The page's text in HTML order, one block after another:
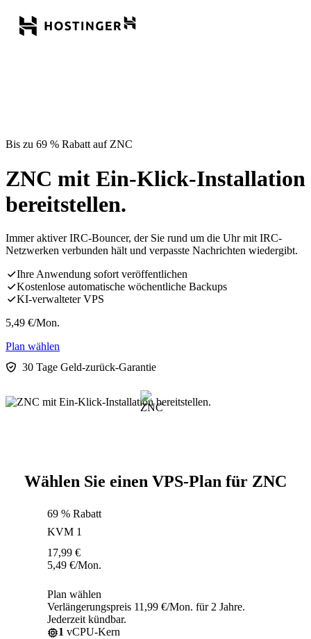
Bis zu 69 % Rabatt auf ZNC
ZNC mit Ein-Klick-Installation
bereitstellen.
Immer aktiver IRC-Bouncer, der Sie rund um die Uhr mit IRC-
Netzwerken verbunden hält und verpasste Nachrichten wiedergibt.
Ihre Anwendung sofort veröffentlichen
Kostenlose automatische wöchentliche Backups
KI-verwalteter VPS
5,49 €/Mon.
Plan wählen
30 Tage Geld-zurück-Garantie
Wählen Sie einen VPS-Plan für ZNC
69 % Rabatt
KVM 1
17,99 €
5,49 €/Mon.
Plan wählen
Verlängerungspreis 11,99 €/Mon. für 2 Jahre.
Jederzeit kündbar.
1 vCPU-Kern